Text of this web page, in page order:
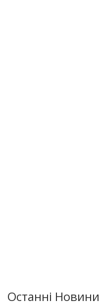
Останні Новини